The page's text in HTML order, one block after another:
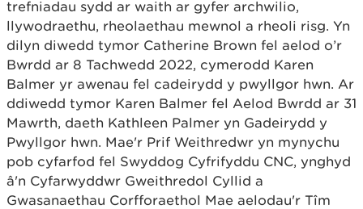
trefniadau sydd ar waith ar gyfer archwilio,
llywodraethu, rheolaethau mewnol a rheoli risg. Yn
dilyn diwedd tymor Catherine Brown fel aelod o’r
Bwrdd ar 8 Tachwedd 2022, cymerodd Karen
Balmer yr awenau fel cadeirydd y pwyllgor hwn. Ar
ddiwedd tymor Karen Balmer fel Aelod Bwrdd ar 31
Mawrth, daeth Kathleen Palmer yn Gadeirydd y
Pwyllgor hwn. Mae'r Prif Weithredwr yn mynychu
pob cyfarfod fel Swyddog Cyfrifyddu CNC, ynghyd
â'n Cyfarwyddwr Gweithredol Cyllid a
Gwasanaethau Corfforaethol Mae aelodau'r Tîm